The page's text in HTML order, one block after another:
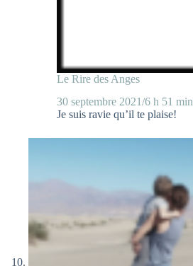
Le Rire des Anges
30 septembre 2021/6 h 51 min
Je suis ravie qu’il te plaise!